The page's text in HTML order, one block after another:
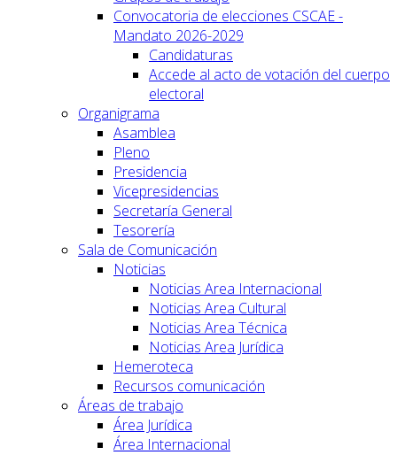
Convocatoria de elecciones CSCAE -
Mandato 2026-2029
Candidaturas
Accede al acto de votación del cuerpo
electoral
Organigrama
Asamblea
Pleno
Presidencia
Vicepresidencias
Secretaría General
Tesorería
Sala de Comunicación
Noticias
Noticias Area Internacional
Noticias Area Cultural
Noticias Area Técnica
Noticias Area Jurídica
Hemeroteca
Recursos comunicación
Áreas de trabajo
Área Jurídica
Área Internacional